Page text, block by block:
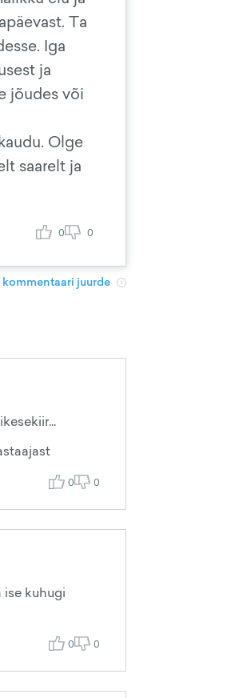
Ta
Iga
ja
jõudes või
Olge
saarelt ja
0 0
juurde
0 0
ise kuhugi
0 0